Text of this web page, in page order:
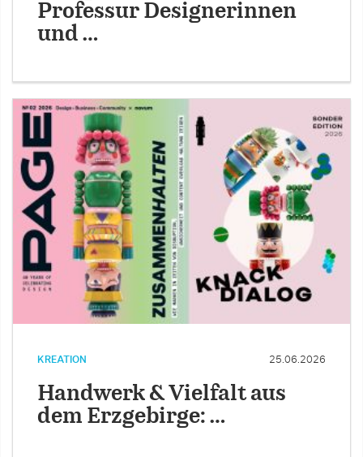
Professur Designerinnen
und …
KREATION 25.06.2026
Handwerk & Vielfalt aus
dem Erzgebirge: …